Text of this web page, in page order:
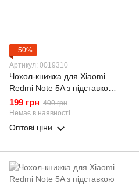
−50%
Артикул: 0019310
Чохол-книжка для Xiaomi
Redmi Note 5A з підставкою
на сяомі редмі нот 5а сіра
gd1
199 грн 400 грн
Немає в наявності
Оптові ціни